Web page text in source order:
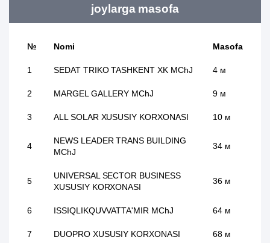
joylarga masofa
№ Nomi Masofa
1 SEDAT TRIKO TASHKENT XK MChJ 4 м
2 MARGEL GALLERY MChJ 9 м
3 ALL SOLAR XUSUSIY KORXONASI 10 м
4
NEWS LEADER TRANS BUILDING
MChJ
34 м
5
UNIVERSAL SECTOR BUSINESS
XUSUSIY KORXONASI
36 м
6 ISSIQLIKQUVVATTA'MIR MChJ 64 м
7 DUOPRO XUSUSIY KORXONASI 68 м